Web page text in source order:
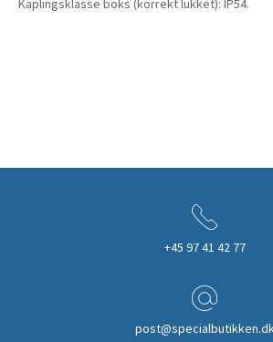
Kaplingsklasse boks (korrekt lukket): IP54.
+45 97 41 42 77